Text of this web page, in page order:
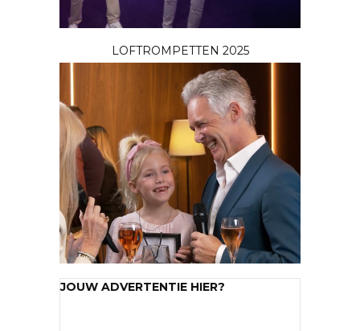
LOFTROMPETTEN 2025
JOUW ADVERTENTIE HIER?